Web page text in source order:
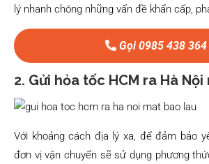
lý nhanh chóng những vấn đề khẩn cấp,
Gọi 0985 438 364
2. Gửi hỏa tốc HCM ra Hà
Với khoảng cách địa lý xa, để đảm bảo
đơn vị vận chuyển sẽ sử dụng phương